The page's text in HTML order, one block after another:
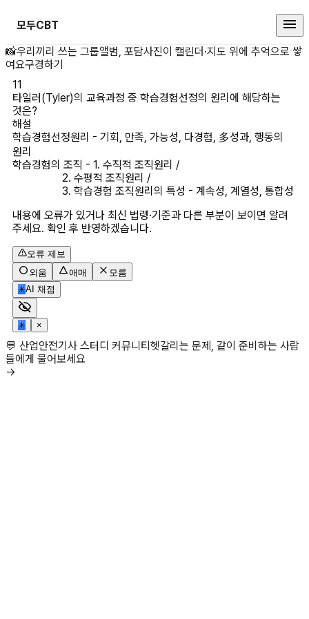
모두CBT
타일러(Tyler)의 교육과정 중 학습
📸우리끼리 쓰는 그룹앨범, 포담사진이 캘린더·지도 위에 추억으로 쌓
여요구경하기
11
타일러(Tyler)의 교육과정 중 학습경험선정의 원리에 해당하는
것은?
해설
학습경험선정원리 - 기회, 만족, 가능성, 다경험, 多성과, 행동의
원리
학습경험의 조직 - 1. 수직적 조직원리 /
                  3. 학습경험 조직원리의 특성 - 계속성, 계열성, 통합성
내용에 오류가 있거나 최신 법령·기준과 다른 부분이 보이면 알려
주세요. 확인 후 반영하겠습니다.
오류 제보
외움
애매
모름
✳AI 채점
✳ ×
💬 산업안전기사 스터디 커뮤니티헷갈리는 문제, 같이 준비하는 사람
들에게 물어보세요
→